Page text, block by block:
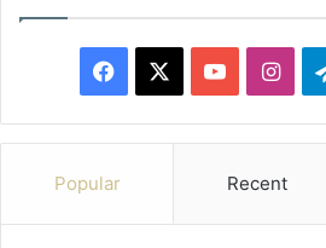
a
o
I
n
Popular Recent